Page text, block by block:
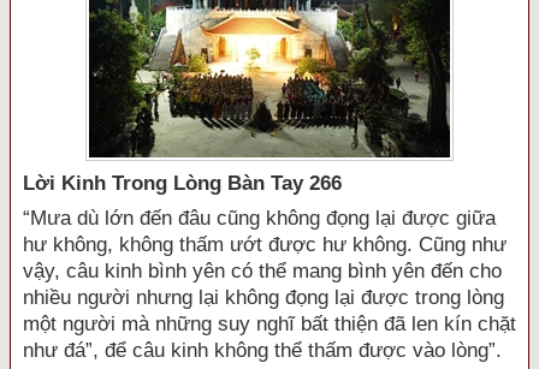
Lời Kinh Trong Lòng Bàn Tay 266
“Mưa dù lớn đến đâu cũng không đọng lại được giữa
hư không, không thấm ướt được hư không. Cũng như
vậy, câu kinh bình yên có thể mang bình yên đến cho
nhiều người nhưng lại không đọng lại được trong lòng
một người mà những suy nghĩ bất thiện đã len kín chặt
như đá”, để câu kinh không thể thấm được vào lòng”.